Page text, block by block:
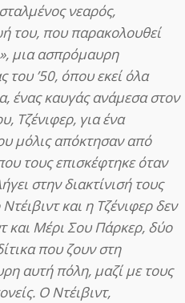
νεαρός,
του, που παρακολουθεί
μια ασπρόμαυρη
του ’50, όπου εκεί όλα
ένας καυγάς ανάμεσα στον
Τζένιφερ, για ένα
μόλις απόκτησαν από
τους επισκέφτηκε όταν
στην διακτίνισή τους
και η Τζένιφερ δεν
και Μέρι Σου Πάρκερ, δύο
που ζουν στη
αυτή πόλη, μαζί με τους
Ο Ντέιβιντ,